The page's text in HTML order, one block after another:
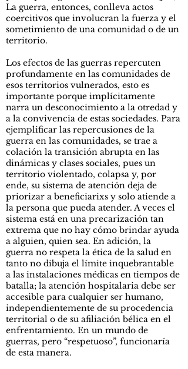
La guerra, entonces, conlleva actos
coercitivos que involucran la fuerza y el
sometimiento de una comunidad o de un
territorio.
Los efectos de las guerras repercuten
profundamente en las comunidades de
esos territorios vulnerados, esto es
importante porque implícitamente
narra un desconocimiento a la otredad y
a la convivencia de estas sociedades. Para
ejemplificar las repercusiones de la
guerra en las comunidades, se trae a
colación la transición abrupta en las
dinámicas y clases sociales, pues un
territorio violentado, colapsa y, por
ende, su sistema de atención deja de
priorizar a beneficiarixs y solo atiende a
la persona que pueda atender. A veces el
sistema está en una precarización tan
extrema que no hay cómo brindar ayuda
a alguien, quien sea. En adición, la
guerra no respeta la ética de la salud en
tanto no dibuja el límite inquebrantable
a las instalaciones médicas en tiempos de
batalla; la atención hospitalaria debe ser
accesible para cualquier ser humano,
independientemente de su procedencia
territorial o de su afiliación bélica en el
enfrentamiento. En un mundo de
guerras, pero “respetuoso”, funcionaría
de esta manera.